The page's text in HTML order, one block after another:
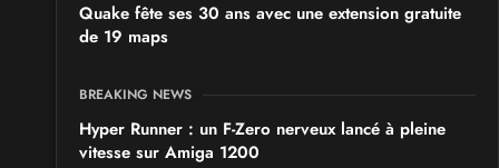
Quake fête ses 30 ans avec une extension gratuite
de 19 maps
BREAKING NEWS
Hyper Runner : un F-Zero nerveux lancé à pleine
vitesse sur Amiga 1200